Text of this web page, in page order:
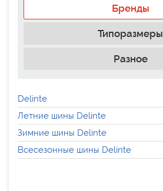
Бренды
Типоразмеры
Разное
Delinte
Летние шины Delinte
Зимние шины Delinte
Всесезонные шины Delinte